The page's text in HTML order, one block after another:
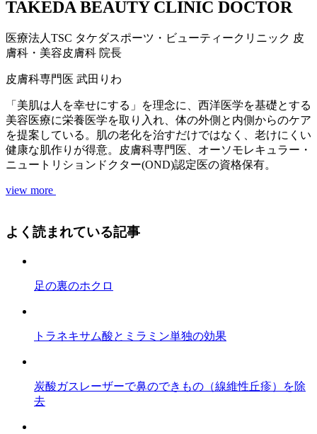
TAKEDA BEAUTY CLINIC DOCTOR
医療法人TSC タケダスポーツ・ビューティークリニック 皮
膚科・美容皮膚科 院長
皮膚科専門医 武田りわ
「美肌は人を幸せにする」を理念に、西洋医学を基礎とする
美容医療に栄養医学を取り入れ、体の外側と内側からのケア
を提案している。肌の老化を治すだけではなく、老けにくい
健康な肌作りが得意。皮膚科専門医、オーソモレキュラー・
ニュートリションドクター(OND)認定医の資格保有。
view more
よく読まれている記事
足の裏のホクロ
トラネキサム酸とミラミン単独の効果
炭酸ガスレーザーで鼻のできもの（線維性丘疹）を除
去